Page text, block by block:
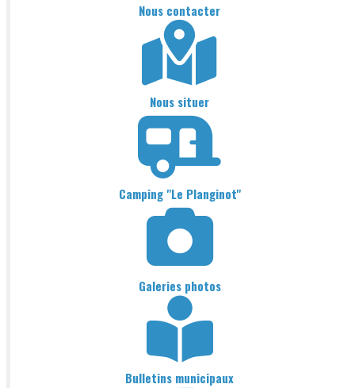
Nous contacter
Nous situer
Camping "Le Planginot"
Galeries photos
Bulletins municipaux